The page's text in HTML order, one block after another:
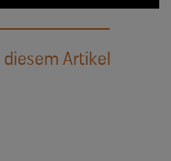
Artikel